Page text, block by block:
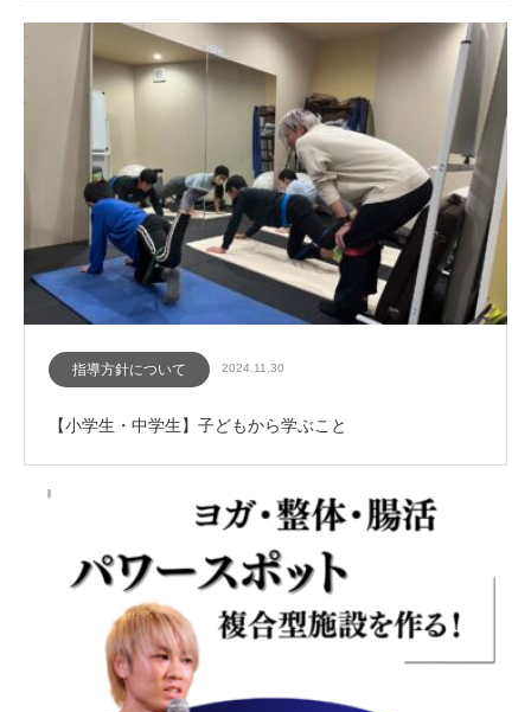
指導方針について 2024.11.30
【小学生・中学生】子どもから学ぶこと